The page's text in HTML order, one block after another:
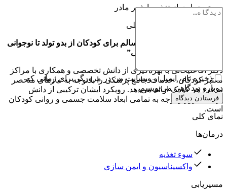
حمایت از تغذیه با شیر مادر
ارزیابی آمادگی تحصیلی
“متعهد به پرورش آینده‌ای سالم برای کودکان از بدو تولد تا نوجوانی
با ارائه مراقبت‌های تخصصی”
دکتر آقاعلیخانی با بهره‌گیری از دانش تخصصی و همکاری با مراکز
معتبر کودکان، خدمات جامع پزشکی را با توجه به نیازهای منحصر
به فرد هر کودک ارائه می‌دهد. رویکرد ایشان ترکیبی از دانش
پزشکی روز و توجه به تمامی ابعاد سلامت جسمی و روانی کودکان
است.
ذخیره نام، ایمیل و وبسایت من در مرورگر برای زمانی که
دوباره دیدگاهی می‌نویسم.
فرستادن دیدگاه
نمای کلی
درمان‌ها
سوء تغذیه
واکسیناسیون و ایمن سازی
مسیریابی